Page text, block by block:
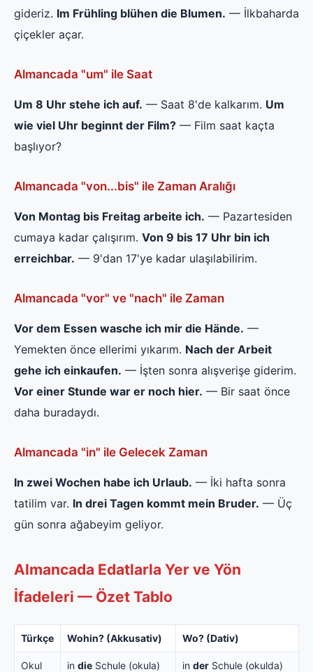
gideriz. Im Frühling blühen die Blumen. — İlkbaharda
çiçekler açar.
Almancada "um" ile Saat
Um 8 Uhr stehe ich auf. — Saat 8'de kalkarım. Um
wie viel Uhr beginnt der Film? — Film saat kaçta
başlıyor?
Almancada "von...bis" ile Zaman Aralığı
Von Montag bis Freitag arbeite ich. — Pazartesiden
cumaya kadar çalışırım. Von 9 bis 17 Uhr bin ich
erreichbar. — 9'dan 17'ye kadar ulaşılabilirim.
Almancada "vor" ve "nach" ile Zaman
Vor dem Essen wasche ich mir die Hände. —
Yemekten önce ellerimi yıkarım. Nach der Arbeit
gehe ich einkaufen. — İşten sonra alışverişe giderim.
Vor einer Stunde war er noch hier. — Bir saat önce
daha buradaydı.
Almancada "in" ile Gelecek Zaman
In zwei Wochen habe ich Urlaub. — İki hafta sonra
tatilim var. In drei Tagen kommt mein Bruder. — Üç
gün sonra ağabeyim geliyor.
Almancada Edatlarla Yer ve Yön
İfadeleri — Özet Tablo
Türkçe Wohin? (Akkusativ) Wo? (Dativ)
Okul in die Schule (okula) in der Schule (okulda)